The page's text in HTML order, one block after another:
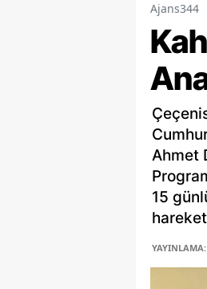
Ajans344
Ahmet
15